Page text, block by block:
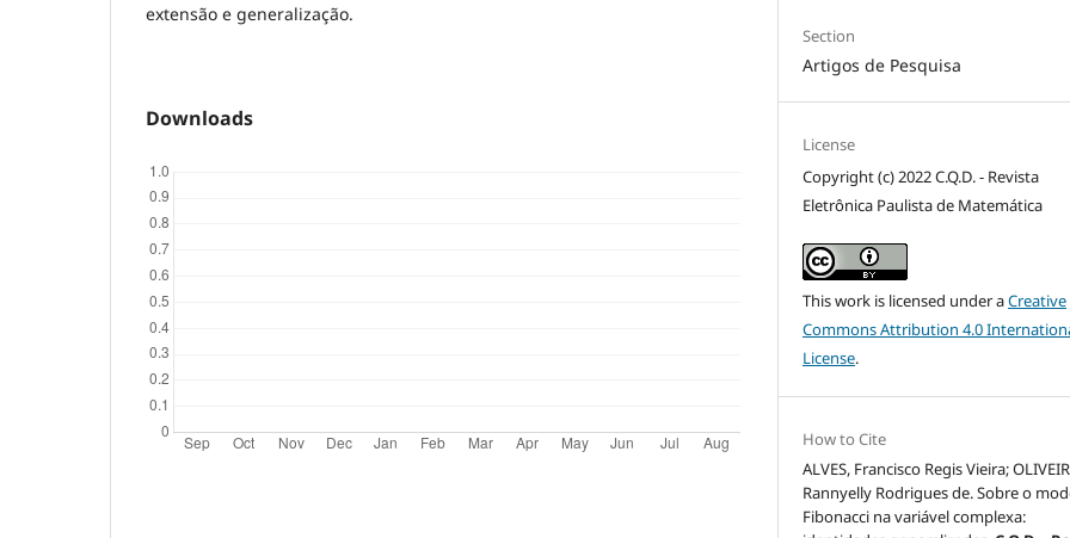
extensão e generalização.
Downloads
Section
Artigos de Pesquisa
License
Copyright (c) 2022 C.Q.D. - Revista
Eletrônica Paulista de Matemática
This work is licensed under aCreative
Commons Attribution 4.0
License.
How to Cite
ALVES, Francisco Regis Vieira;
Rannyelly Rodrigues de. Sobre o
Fibonacci na variável complexa: